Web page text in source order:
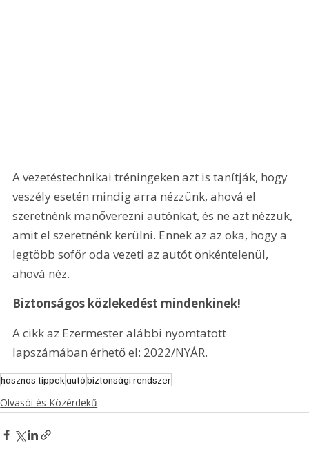
A vezetéstechnikai tréningeken azt is tanítják, hogy
veszély esetén mindig arra nézzünk, ahová el
szeretnénk manőverezni autónkat, és ne azt nézzük,
amit el szeretnénk kerülni. Ennek az az oka, hogy a
legtöbb sofőr oda vezeti az autót önkéntelenül,
ahová néz.
Biztonságos közlekedést mindenkinek!
A cikk az Ezermester alábbi nyomtatott
lapszámában érhető el: 2022/NYÁR.
hasznos tippekautóbiztonsági rendszer
Olvasói és Közérdekű